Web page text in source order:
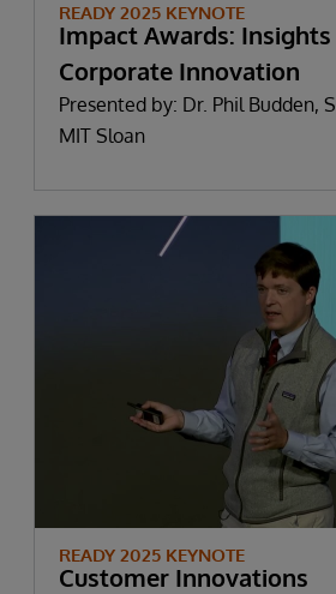
READY 2025 KEYNOTE
Impact Awards: Insights
Corporate Innovation
Presented by: Dr. Phil Budden,
MIT Sloan
READY 2025 KEYNOTE
Customer Innovations